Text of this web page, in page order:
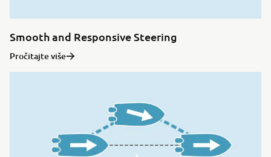
Smooth and Responsive Steering
Pročitajte više